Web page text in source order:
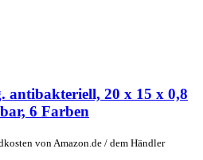
antibakteriell, 20 x 15 x 0,8
6 Farben
von Amazon.de / dem Händler